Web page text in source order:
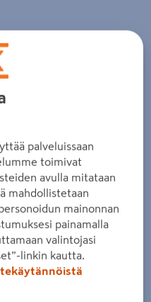
Tuotteen kuvaus -
kosketusnäytöllä
palveluissaan
toimivat
avulla mitataan
mahdollistetaan
mainonnan
painamalla
valintojasi
linkin kautta.